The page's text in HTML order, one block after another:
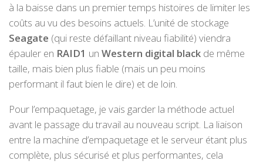
à la baisse dans un premier temps histoires de limiter les
coûts au vu des besoins actuels. L’unité de stockage
Seagate (qui reste défaillant niveau fiabilité) viendra
épauler en RAID1 un Western digital black de même
taille, mais bien plus fiable (mais un peu moins
performant il faut bien le dire) et de loin.
Pour l’empaquetage, je vais garder la méthode actuel
avant le passage du travail au nouveau script. La liaison
entre la machine d’empaquetage et le serveur étant plus
complète, plus sécurisé et plus performantes, cela